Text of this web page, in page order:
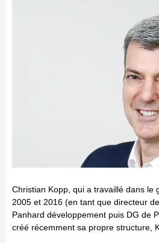
Christian Kopp, qui a travaillé dans le
2005 et 2016 (en tant que directeur
Panhard développement puis DG de
créé récemment sa propre structure,